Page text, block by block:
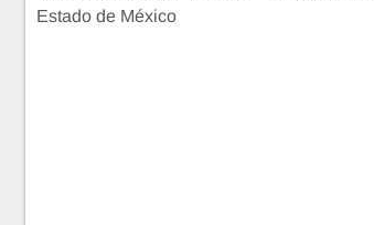
Estado de México